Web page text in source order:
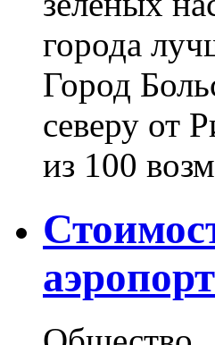
города
Город
северу от
из 100